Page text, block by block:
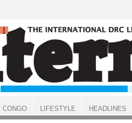
CONGO LIFESTYLE HEADLINES